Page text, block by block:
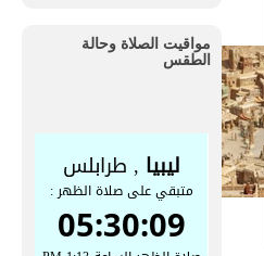
مواقيت الصلاة وحالة
الطقس